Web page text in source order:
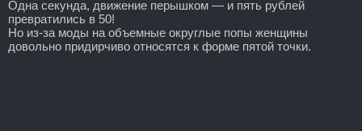
Одна секунда, движение перышком — и пять рублей
превратились в 50!
Но из-за моды на объемные округлые попы женщины
довольно придирчиво относятся к форме пятой точки.